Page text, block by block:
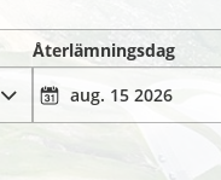
Återlämningsdag